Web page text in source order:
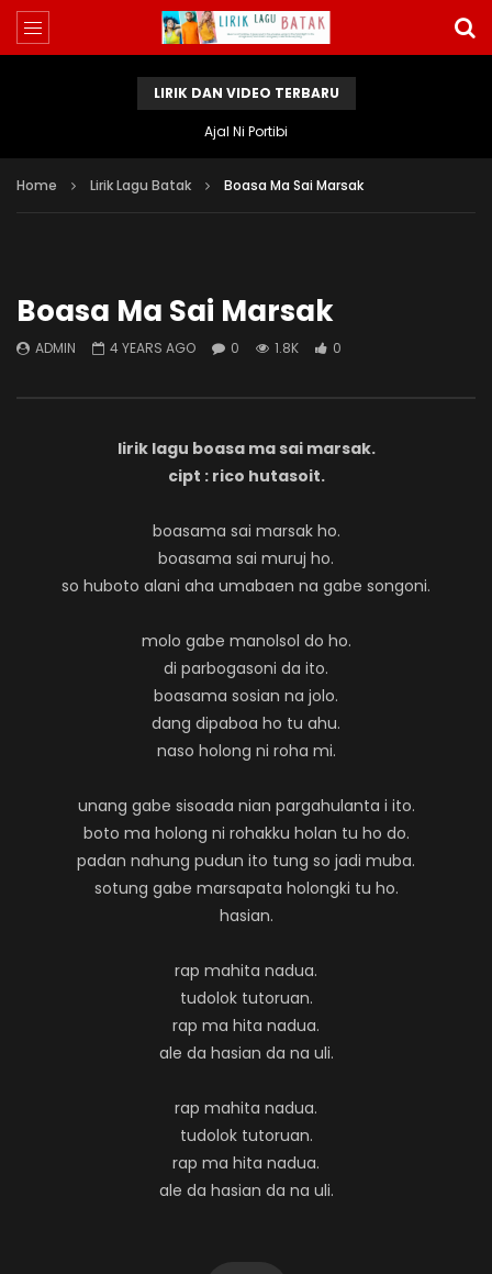
LIRIK DAN VIDEO TERBARU
Ajal Ni Portibi
Home Lirik Lagu Batak Boasa Ma Sai Marsak
Boasa Ma Sai Marsak
ADMIN 4 YEARS AGO 0 1.8K 0
lirik lagu boasa ma sai marsak.
cipt : rico hutasoit.
boasama sai marsak ho.
boasama sai muruj ho.
so huboto alani aha umabaen na gabe songoni.
molo gabe manolsol do ho.
di parbogasoni da ito.
boasama sosian na jolo.
dang dipaboa ho tu ahu.
naso holong ni roha mi.
unang gabe sisoada nian pargahulanta i ito.
boto ma holong ni rohakku holan tu ho do.
padan nahung pudun ito tung so jadi muba.
sotung gabe marsapata holongki tu ho.
hasian.
rap mahita nadua.
tudolok tutoruan.
rap ma hita nadua.
ale da hasian da na uli.
rap mahita nadua.
tudolok tutoruan.
rap ma hita nadua.
ale da hasian da na uli.